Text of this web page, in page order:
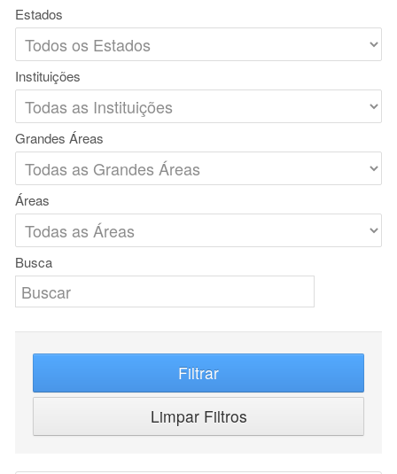
Estados
Instituições
Grandes Áreas
Áreas
Busca
Filtrar
Limpar Filtros